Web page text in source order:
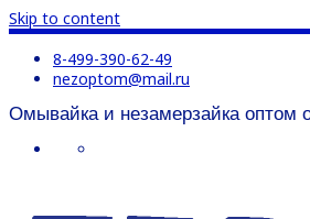
Skip to content
8-499-390-62-49
nezoptom@mail.ru
Омывайка и незамерзайка оптом